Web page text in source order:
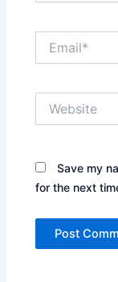
Save my
for the next